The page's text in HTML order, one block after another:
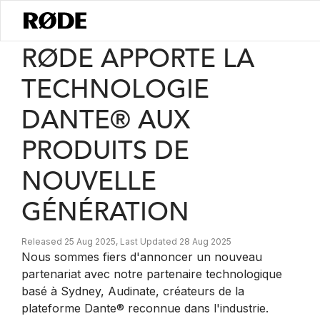
Nouvelles / RØDE Apporte La Technologie Dante® Aux Produits De
RØDE APPORTE LA
TECHNOLOGIE
DANTE® AUX
PRODUITS DE
NOUVELLE
GÉNÉRATION
Released 25 Aug 2025, Last Updated 28 Aug 2025
Nous sommes fiers d'annoncer un nouveau
partenariat avec notre partenaire technologique
basé à Sydney, Audinate, créateurs de la
plateforme Dante® reconnue dans l'industrie.